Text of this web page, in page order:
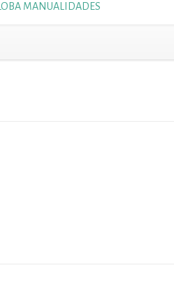
LOBA MANUALIDADES